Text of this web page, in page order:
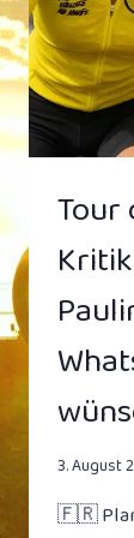
Tour
3. August
🇫🇷